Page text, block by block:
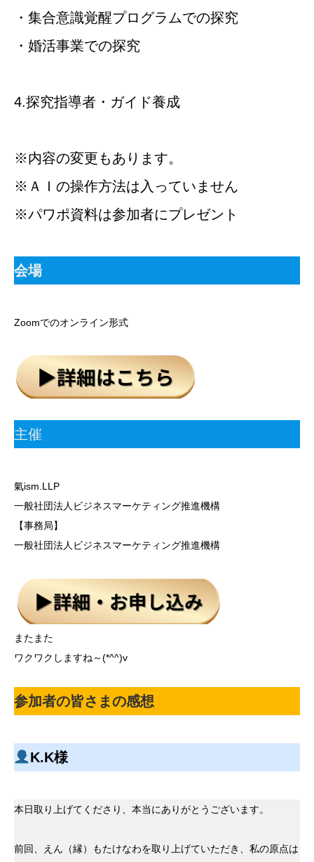
・集合意識覚醒プログラムでの探究
・婚活事業での探究
4.探究指導者・ガイド養成
※内容の変更もあります。
※ＡＩの操作方法は入っていません
※パワポ資料は参加者にプレゼント
会場
Zoomでのオンライン形式
主催
氣ism.LLP
一般社団法人ビジネスマーケティング推進機構
【事務局】
一般社団法人ビジネスマーケティング推進機構
またまた
ワクワクしますね～(*^^)v
参加者の皆さまの感想
K.K様
本日取り上げてくださり、本当にありがとうございます。
前回、えん（縁）もたけなわを取り上げていただき、私の原点は